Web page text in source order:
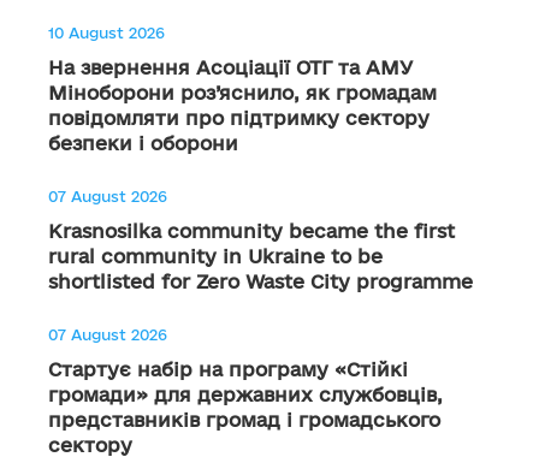
10 August 2026
На звернення Асоціації ОТГ та АМУ
Міноборони роз’яснило, як громадам
повідомляти про підтримку сектору
безпеки і оборони
07 August 2026
Krasnosilka community became the first
rural community in Ukraine to be
shortlisted for Zero Waste City programme
07 August 2026
Стартує набір на програму «Стійкі
громади» для державних службовців,
представників громад і громадського
сектору